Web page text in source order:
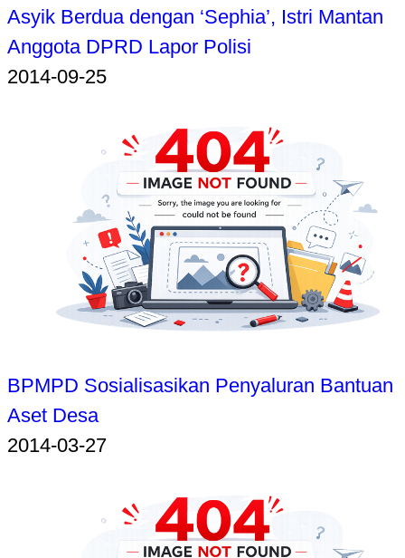
Asyik Berdua dengan ‘Sephia’, Istri Mantan
Anggota DPRD Lapor Polisi
2014-09-25
BPMPD Sosialisasikan Penyaluran Bantuan
Aset Desa
2014-03-27